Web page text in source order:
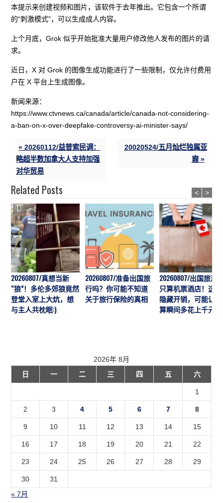
本提示来创建视频和图片，该软件于去年推出。它包含一个所谓
的“刺激模式”，可以生成成人内容。
上个月底，Grok 似乎开始批准大量用户修改他人发布的图片的请
求。
近日，X 对 Grok 的图像生成功能进行了一些限制，仅允许付费用
户在 X 平台上生成图像。
新闻来源：
https://www.ctvnews.ca/canada/article/canada-not-considering-
a-ban-on-x-over-deepfake-controversy-ai-minister-says/
« 20260112/益普索民调：
略超半数加拿大人支持加强
对华贸易
20020524/五月灿烂独属亚
裔 »
Related Posts
20260807/真想当新
“狼”！多伦多郊狼竟然
登堂入室上大炕，想
与主人共枕眠:)
20260807/准备出国旅
行吗？你可能不知道
关于旅行保险的真相
20260807/出国旅游
只算机票酒店！这7
隐藏开销，可能让预
算瞬间多花上千元
< >
2026年 8月
日
一 二 三 四 五 六
1
2 3 4 5 6 7 8
9 10 11 12 13 14 15
16 17 18 19 20 21 22
23 24 25 26 27 28 29
30
31
« 7月